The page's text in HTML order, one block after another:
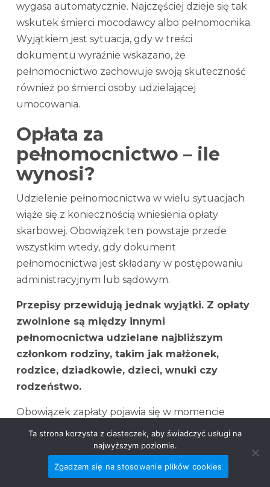
wygasa automatycznie. Najczęściej dzieje się tak
wskutek śmierci mocodawcy albo pełnomocnika.
Wyjątkiem jest sytuacja, gdy w treści
dokumentu wyraźnie wskazano, że
pełnomocnictwo zachowuje swoją skuteczność
również po śmierci osoby udzielającej
umocowania.
Opłata za
pełnomocnictwo – ile
wynosi?
Udzielenie pełnomocnictwa w wielu sytuacjach
wiąże się z koniecznością wniesienia opłaty
skarbowej. Obowiązek ten powstaje przede
wszystkim wtedy, gdy dokument
pełnomocnictwa jest składany w postępowaniu
administracyjnym lub sądowym.
Przepisy przewidują jednak wyjątki. Z opłaty
zwolnione są między innymi
pełnomocnictwa udzielane najbliższym
członkom rodziny, takim jak małżonek,
rodzice, dziadkowie, dzieci, wnuki czy
rodzeństwo.
Obowiązek zapłaty pojawia się w momencie
przedłożenia dokumentu potwierdzającego
udzielenie pełnomocnictwa właściwemu
organowi lub instytucji. Najczęściej następuje to
podczas pierwszej czynności wykonywanej przez
Ta strona korzysta z ciasteczek, aby świadczyć usługi na
najwyższym poziomie.
Zgadzam się na stosowanie plików cookies